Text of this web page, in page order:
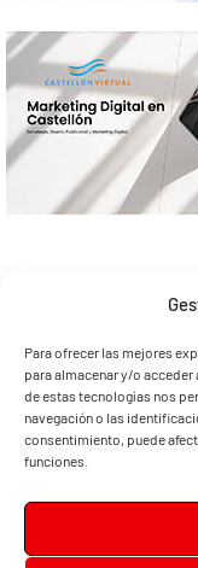
Para ofrecer las mejores
para almacenar y/o
de estas tecnologías nos
navegación o las
consentimiento, puede
funciones.